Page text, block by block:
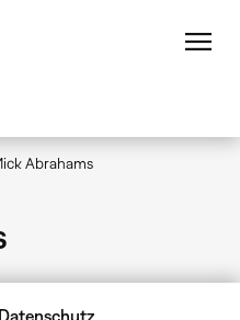
Abrahams
Datenschutz